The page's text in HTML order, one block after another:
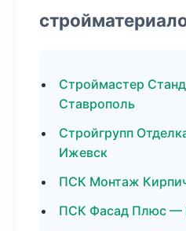
Строймастер
Ставрополь
Стройгрупп
Ижевск
ПСК Монтаж
ПСК Фасад Плюс —